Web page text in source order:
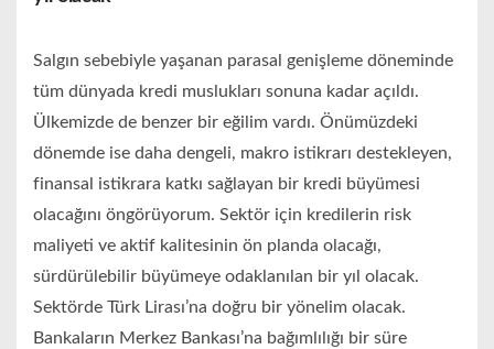
Salgın sebebiyle yaşanan parasal genişleme döneminde
tüm dünyada kredi muslukları sonuna kadar açıldı.
Ülkemizde de benzer bir eğilim vardı. Önümüzdeki
dönemde ise daha dengeli, makro istikrarı destekleyen,
finansal istikrara katkı sağlayan bir kredi büyümesi
olacağını öngörüyorum. Sektör için kredilerin risk
maliyeti ve aktif kalitesinin ön planda olacağı,
sürdürülebilir büyümeye odaklanılan bir yıl olacak.
Sektörde Türk Lirası’na doğru bir yönelim olacak.
Bankaların Merkez Bankası’na bağımlılığı bir süre